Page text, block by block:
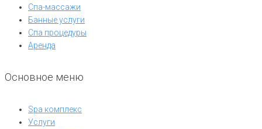
Спа-массажи
Банные услуги
Спа процедуры
Аренда
Основное меню
Spa комплекс
Услуги